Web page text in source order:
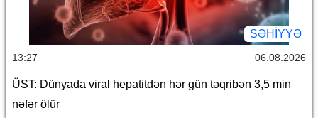
SƏHIYYƏ
13:27 06.08.2026
ÜST: Dünyada viral hepatitdən hər gün təqribən 3,5 min
nəfər ölür